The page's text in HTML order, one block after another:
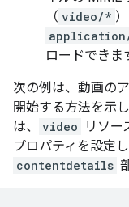
（ video/*
ロードできま
次の例は、動画の
開始する方法を示
は、
video リソー
プロパティを設定
contentdetails